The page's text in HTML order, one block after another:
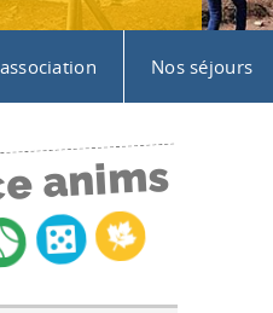
Nos séjours
anims